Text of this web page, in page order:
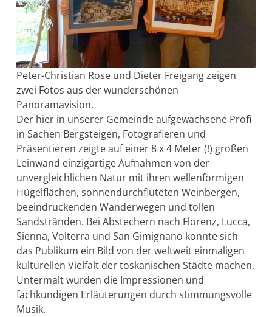
Peter-Christian Rose und Dieter Freigang zeigen
zwei Fotos aus der wunderschönen
Panoramavision.
Der hier in unserer Gemeinde aufgewachsene Profi
in Sachen Bergsteigen, Fotografieren und
Präsentieren zeigte auf einer 8 x 4 Meter (!) großen
Leinwand einzigartige Aufnahmen von der
unvergleichlichen Natur mit ihren wellenförmigen
Hügelflächen, sonnendurchfluteten Weinbergen,
beeindruckenden Wanderwegen und tollen
Sandstränden. Bei Abstechern nach Florenz, Lucca,
Sienna, Volterra und San Gimignano konnte sich
das Publikum ein Bild von der weltweit einmaligen
kulturellen Vielfalt der toskanischen Städte machen.
Untermalt wurden die Impressionen und
fachkundigen Erläuterungen durch stimmungsvolle
Musik.